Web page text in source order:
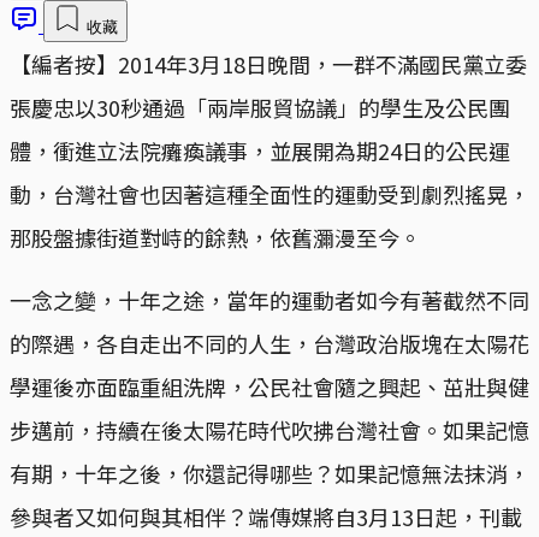
收藏
【編者按】2014年3月18日晚間，一群不滿國民黨立委
張慶忠以30秒通過「兩岸服貿協議」的學生及公民團
體，衝進立法院癱瘓議事，並展開為期24日的公民運
動，台灣社會也因著這種全面性的運動受到劇烈搖晃，
那股盤據街道對峙的餘熱，依舊瀰漫至今。
一念之變，十年之途，當年的運動者如今有著截然不同
的際遇，各自走出不同的人生，台灣政治版塊在太陽花
學運後亦面臨重組洗牌，公民社會隨之興起、茁壯與健
步邁前，持續在後太陽花時代吹拂台灣社會。如果記憶
有期，十年之後，你還記得哪些？如果記憶無法抹消，
參與者又如何與其相伴？端傳媒將自3月13日起，刊載